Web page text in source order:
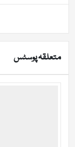
متعلقہ پوسٹس